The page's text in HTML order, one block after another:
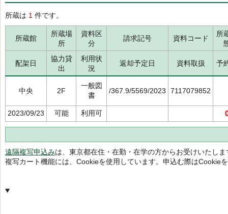
所蔵は 1 件です。
所蔵館
所蔵場
所
資料区
分
請求記号 資料コード
所
配架日
協力貸
出
利用状
況
返却予定日 資料取扱 予
中央 2F
一般図
書
/367.9/5569/2023 7117079852
2023/09/23 可能 利用可
遠隔複写申込みは、東京都在住・在勤・在学の方からお受けいたしま
複写カート機能には、Cookieを使用しています。申込む際はCookie